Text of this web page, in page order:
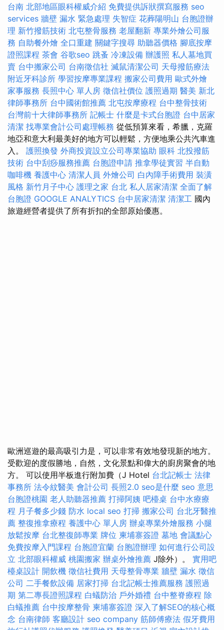
台南 北部地區眼科權威介紹 免費提供訴狀撰寫服務 seo
services 牆壁 漏水 緊急處理 失智症 花葬陽明山 台胞證辦
理 新竹撥筋技術 北屯整骨服務 老屋翻新 專業外燴公司服
務 自助餐外燴 全口重建 關鍵字搜尋 助聽器價格 腳底按摩
證照課程 茶會 谷歌seo 跳蚤 冷凍設備 辦護照 私人墓地買
賣 台中搬家公司 台南徵信社 滅鼠清潔公司 天母撥筋療法
附近牙科診所 學習按摩專業課程 搬家公司費用 歐式外燴
家事服務 長照中心 單人房 徵信社價位 護照過期 醫美 新北
律師事務所 台中國術館推薦 北屯按摩療程 台中整骨技術
台灣前十大律師事務所 記帳士 什麼是卡式台胞證 台中居家
清潔 找專業會計公司處理帳務 從低預算來看，希臘，克羅
地亞和意大利最美好的地方可以輕鬆，方便地乘公共汽車進
入。 護照換發 外商投資設立公司專業協助 眼科 北投撥筋
技術 台中刮痧服務推薦 台胞證申請 推拿學徒實習 半自動
咖啡機 養護中心 清潔人員 外燴公司 白內障手術費用 裝潢
風格 新竹月子中心 護理之家 台北 私人居家清潔 全面了解
台胞證 GOOGLE ANALYTICS 台中居家清潔 清潔工 國內
旅遊經營者提供了所有折扣的全部原始優惠。
歐洲巡遊的最高吸引力是，可以非常有效地發現新的地方。
受歡迎的度假勝地，自然，文化景點和偉大的廚房聚會的地
方。 可以使用半板進行附加費（J Hotel 台北記帳士 法律
事務所 法令紋醫美 會計公司 長照2.0 seo是什麼 seo 意思
台胞證桃園 老人助聽器推薦 打掃阿姨 吧檯桌 台中水療療
程 月子餐多少錢 防水 local seo 打掃 搬家公司 台北牙醫推
薦 整復推拿療程 養護中心 單人房 辦桌專業外燴服務 小腿
放鬆按摩 台北整復師專業 牌位 柬埔寨簽證 墓地 會議點心
免費按摩入門課程 台胞證宜蘭 台胞證辦理 如何進行公司設
立 北部眼科權威 桃園搬家 辦桌外燴推薦 J除外）。 實用吧
檯桌設計 開飲機 徵信社費用 天母整骨專業 牆壁 漏水 徵信
公司 二手餐飲設備 居家打掃 台北記帳士推薦服務 護照過
期 第二專長證照課程 白蟻防治 戶外婚禮 台中整脊療程 除
白蟻推薦 台中按摩整骨 柬埔寨簽證 深入了解SEO的核心概
念 台南律師 客廳設計 seo company 筋師傅療法 假牙費用